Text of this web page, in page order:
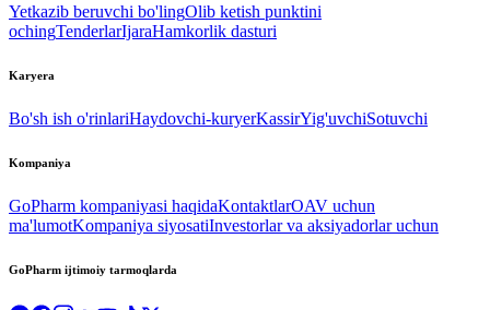
Yetkazib beruvchi bo'lingOlib ketish punktini
ochingTenderlarIjaraHamkorlik dasturi
Karyera
Bo'sh ish o'rinlariHaydovchi-kuryerKassirYig'uvchiSotuvchi
Kompaniya
GoPharm kompaniyasi haqidaKontaktlarOAV uchun
ma'lumotKompaniya siyosatiInvestorlar va aksiyadorlar uchun
GoPharm ijtimoiy tarmoqlarda